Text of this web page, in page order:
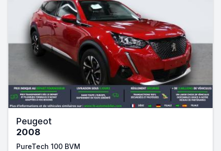
Peugeot
2008
PureTech 100 BVM